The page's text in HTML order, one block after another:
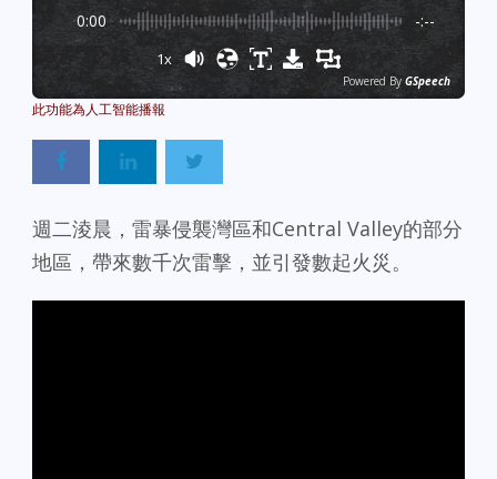
0:00 -:--
1x
Powered By GSpeech
週二淩晨，雷暴侵襲灣區和Central Valley的部分
地區，帶來數千次雷擊，並引發數起火災。